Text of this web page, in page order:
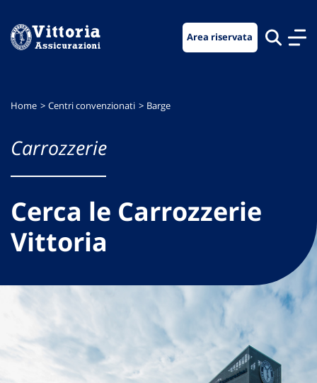
menu
contenuto
footer
Area riservata
Home Centri convenzionati Barge
Carrozzerie
Cerca le Carrozzerie
Vittoria